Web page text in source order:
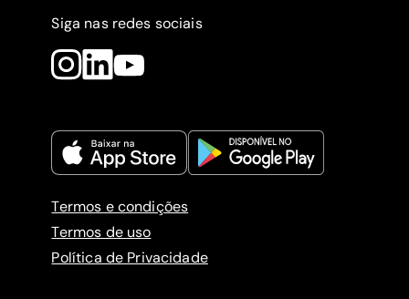
Siga nas redes sociais
Termos e condições
Termos de uso
Política de Privacidade